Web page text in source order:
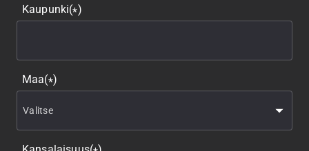
Kaupunki(*)
Maa(*)